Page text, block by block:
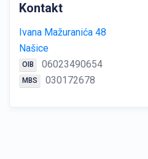
Kontakt
Ivana Mažuranića 48
Našice
OIB 06023490654
MBS 030172678